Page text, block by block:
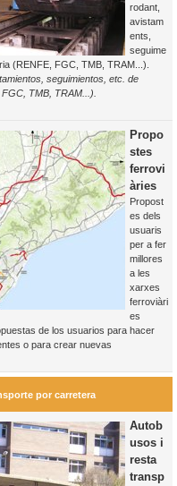
rodant,
avistam
ents,
seguime
(RENFE, FGC, TMB, TRAM...).
seguimientos, etc. de
TMB, TRAM...).
Propo
stes
ferrovi
àries
Propost
es dels
usuaris
per a fer
millores
a les
xarxes
ferroviàri
es
de los usuarios para hacer
o para crear nuevas
por carretera
Autob
usos i
resta
transp